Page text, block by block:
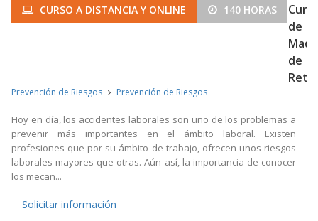
CURSO A DISTANCIA Y ONLINE 140 HORAS
de
de
Prevención de Riesgos Prevención de Riesgos
Hoy en día, los accidentes laborales son uno de los problemas a
prevenir más importantes en el ámbito laboral. Existen
profesiones que por su ámbito de trabajo, ofrecen unos riesgos
laborales mayores que otras. Aún así, la importancia de conocer
los mecan...
Solicitar información